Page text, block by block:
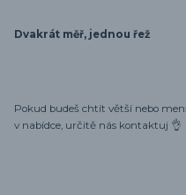
Dvakrát měř, jednou řež
Pokud budeš chtít větší nebo
v nabídce, určitě nás kontaktuj 👌